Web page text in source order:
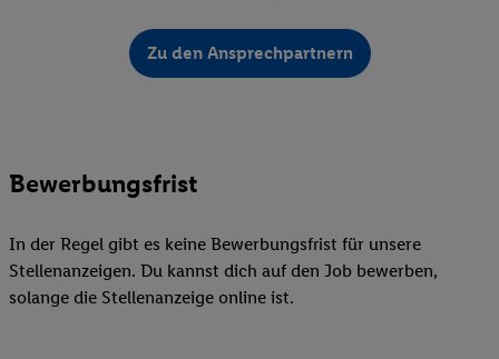
Zu den Ansprechpartnern
Bewerbungsfrist
In der Regel gibt es keine Bewerbungsfrist für unsere
Stellenanzeigen. Du kannst dich auf den Job bewerben,
solange die Stellenanzeige online ist.